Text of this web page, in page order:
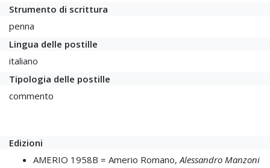
Strumento di scrittura
penna
Lingua delle postille
italiano
Tipologia delle postille
commento
Edizioni
AMERIO 1958B = Amerio Romano,Alessandro Manzoni